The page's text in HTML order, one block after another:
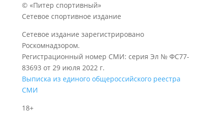
© «Питер спортивный»
Сетевое спортивное издание
Сетевое издание зарегистрировано
Роскомнадзором.
Регистрационный номер СМИ: серия Эл № ФС77-
83693 от 29 июля 2022 г.
Выписка из единого общероссийского реестра
СМИ
18+